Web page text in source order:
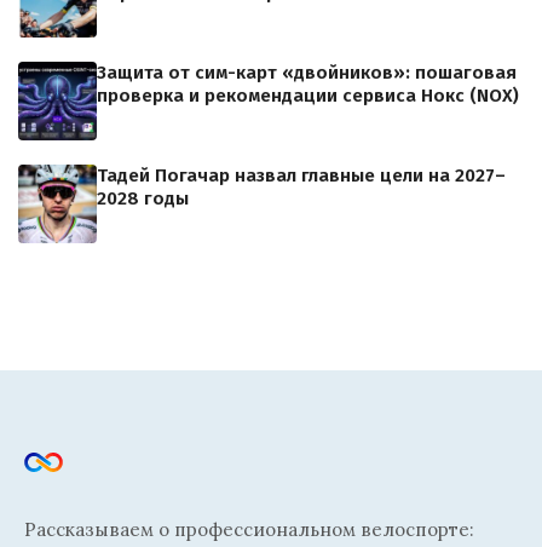
Защита от сим-карт «двойников»: пошаговая
проверка и рекомендации сервиса Нокс (NOX)
Тадей Погачар назвал главные цели на 2027–
2028 годы
Рассказываем о профессиональном велоспорте: